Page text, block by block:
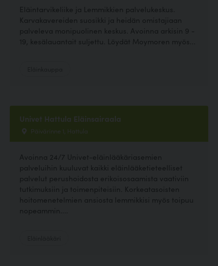
Eläintarvikeliike ja Lemmikkien palvelukeskus.
Karvakavereiden suosikki ja heidän omistajiaan
palveleva monipuolinen keskus. Avoinna arkisin 9 -
19, kesälauantait suljettu. Löydät Moymoren myös...
Univet Hattula Eläinsairaala
Päivärinne 1, Hattula
Avoinna 24/7 Univet-eläinlääkäriasemien
palveluihin kuuluvat kaikki eläinlääketieteelliset
palvelut perushoidosta erikoisosaamista vaativiin
tutkimuksiin ja toimenpiteisiin. Korkeatasoisten
hoitomenetelmien ansiosta lemmikkisi myös toipuu
nopeammin....